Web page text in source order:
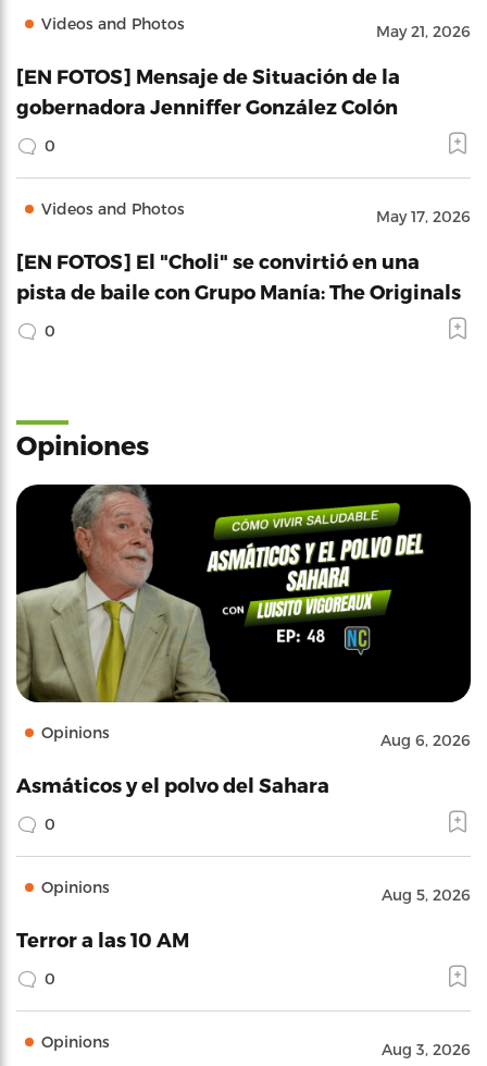
Videos and Photos May 21, 2026
[EN FOTOS] Mensaje de Situación de la
gobernadora Jenniffer González Colón
0
Videos and Photos May 17, 2026
[EN FOTOS] El "Choli" se convirtió en una
pista de baile con Grupo Manía: The Originals
0
Opiniones
Opinions Aug 6, 2026
Asmáticos y el polvo del Sahara
0
Opinions Aug 5, 2026
Terror a las 10 AM
0
Opinions Aug 3, 2026